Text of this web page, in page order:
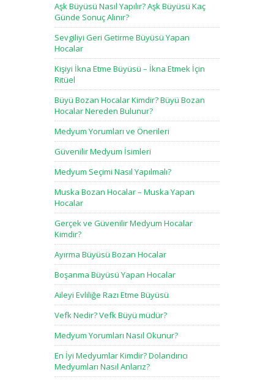
Aşk Büyüsü Nasıl Yapılır? Aşk Büyüsü Kaç
Günde Sonuç Alınır?
Sevgiliyi Geri Getirme Büyüsü Yapan
Hocalar
Kişiyi İkna Etme Büyüsü – İkna Etmek İçin
Ritüel
Büyü Bozan Hocalar Kimdir? Büyü Bozan
Hocalar Nereden Bulunur?
Medyum Yorumları ve Önerileri
Güvenilir Medyum İsimleri
Medyum Seçimi Nasıl Yapılmalı?
Muska Bozan Hocalar – Muska Yapan
Hocalar
Gerçek ve Güvenilir Medyum Hocalar
Kimdir?
Ayırma Büyüsü Bozan Hocalar
Boşanma Büyüsü Yapan Hocalar
Aileyi Evliliğe Razı Etme Büyüsü
Vefk Nedir? Vefk Büyü müdür?
Medyum Yorumları Nasıl Okunur?
En İyi Medyumlar Kimdir? Dolandırıcı
Medyumları Nasıl Anlarız?